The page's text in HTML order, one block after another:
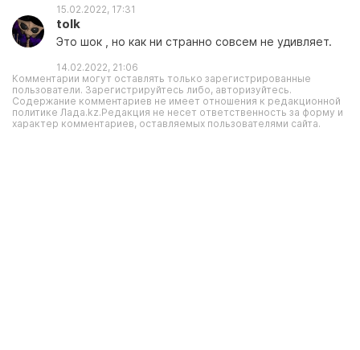
15.02.2022, 17:31
tolk
Это шок , но как ни странно совсем не удивляет.
14.02.2022, 21:06
Комментарии могут оставлять только зарегистрированные
пользователи. Зарегистрируйтесь либо, авторизуйтесь.
Содержание комментариев не имеет отношения к редакционной
политике Лада.kz.Редакция не несет ответственность за форму и
характер комментариев, оставляемых пользователями сайта.